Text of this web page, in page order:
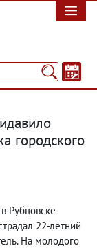
городского
Рубцовске
22-летний
На молодого